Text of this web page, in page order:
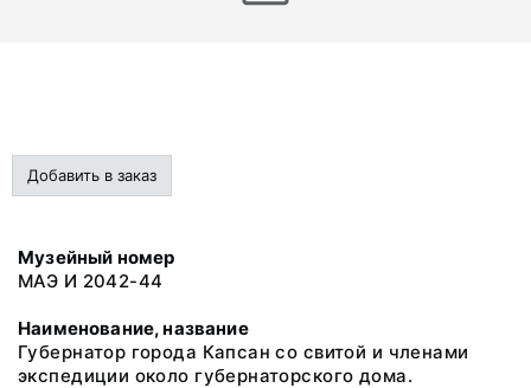
Добавить в заказ
Музейный номер
МАЭ И 2042-44
Наименование, название
Губернатор города Капсан со свитой и членами
экспедиции около губернаторского дома.